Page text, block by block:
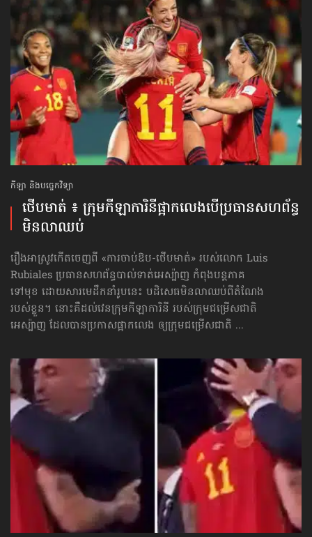
កីឡា និងបច្ចេកវិទ្យា
ថើបមាត់ ៖ ក្រុមកីឡាការិនី​ផ្អាកលេង​​បើប្រធានសហព័ន្ធ​
មិនលាឈប់
រឿងអាស្រូវកើតចេញពី «ការចាប់ឱប-ថើបមាត់» របស់លោក Luis
Rubiales ប្រធានសហព័ន្ធបាល់ទាត់អេស្ប៉ាញ កំពុងបន្តភាគ
ទៅមុខ ដោយសារមេដឹកនាំរូបនេះ បដិសេធមិនលាឈប់ពីតំណែង
របស់ខ្លួន។ នោះគឺដល់វេនក្រុមកីឡាការិនី របស់ក្រុមជម្រើសជាតិ
អេស្ប៉ាញ ដែលបានប្រកាសផ្អាកលេង ឲ្យក្រុមជម្រើសជាតិ ...